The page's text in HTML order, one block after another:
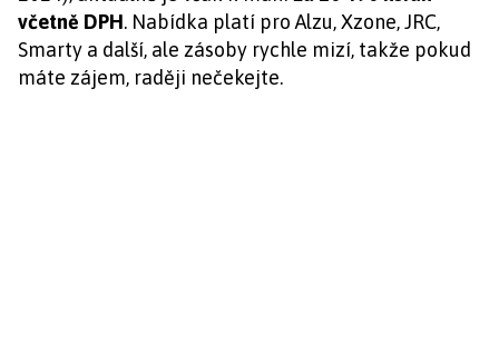
včetně DPH. Nabídka platí pro Alzu, Xzone, JRC,
Smarty a další, ale zásoby rychle mizí, takže pokud
máte zájem, raději nečekejte.